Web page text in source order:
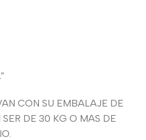
CON SU EMBALAJE DE
DE 30 KG O MAS DE